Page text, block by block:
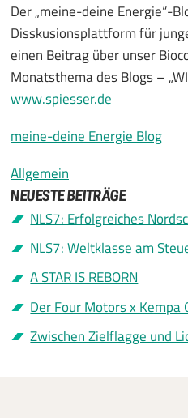
Der „meine-deine Energie“-
Disskusionsplattform für
einen Beitrag über unser
Monatsthema des Blogs –
www.spiesser.de
meine-deine Energie Blog
Allgemein
NEUESTE BEITRÄGE
NLS7: Erfolgreiches
NLS7: Weltklasse am
A STAR IS REBORN
Der Four Motors x Kempa
Zwischen Zielflagge und